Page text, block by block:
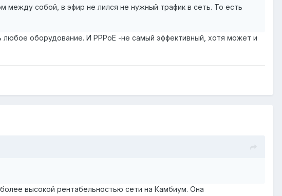
между собой, в эфир не лился не нужный трафик в сеть. То есть
оборудование. И PPPoE -не самый эффективный, хотя может и
высокой рентабельностью сети на Камбиум. Она